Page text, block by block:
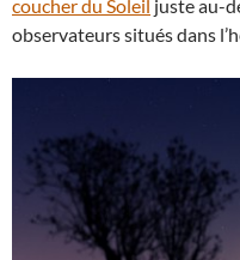
coucher du Soleil juste au-
observateurs situés dans